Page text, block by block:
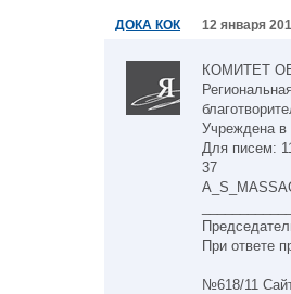
ДОКА КОК 12 января
КОМИТЕТ
Учреждена в
Для писем:
37
При ответе
№618/11